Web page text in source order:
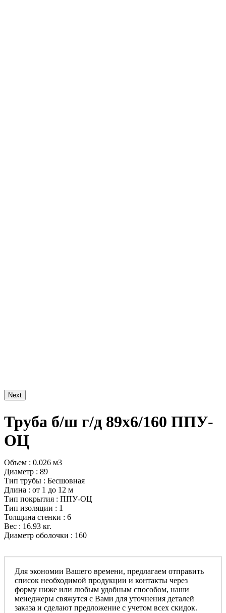
Next
Труба б/ш г/д 89х6/160 ППУ-
ОЦ
Объем : 0.026 м3
Диаметр : 89
Тип трубы : Бесшовная
Длина : от 1 до 12 м
Тип покрытия : ППУ-ОЦ
Тип изоляции : 1
Толщина стенки : 6
Вес : 16.93 кг.
Диаметр оболочки : 160
Для экономии Вашего времени, предлагаем отправить
список необходимой продукции и контакты через
форму ниже или любым удобным способом, наши
менеджеры свяжутся с Вами для уточнения деталей
заказа и сделают предложение с учетом всех скидок.